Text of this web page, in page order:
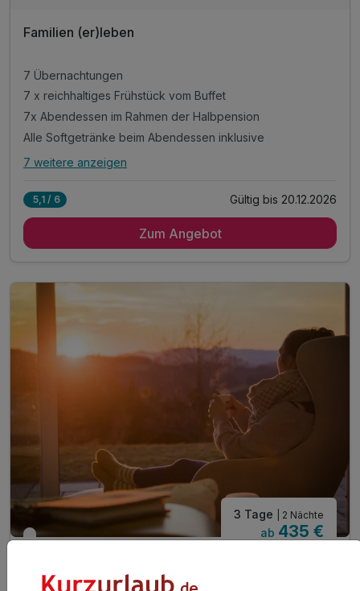
Familien (er)leben
7 Übernachtungen
7 x reichhaltiges Frühstück vom Buffet
7x Abendessen im Rahmen der Halbpension
Alle Softgetränke beim Abendessen inklusive
Alle Inklusivleistungen
7 x reichhaltiges Frühstück vom Buffet
7x Kaffee, Kakao & Kuchen am Nachmittag
1 x Picknickkorb mit vielen Leckereien
Sauerlandcard mit vielen Vergünstigungen
Kostenfreie Nutzung Sauna, Schwimmbad, Whirlpool
Kuscheliger Bademantel während Ihres Aufenthaltes
Kleine Überraschung für die ganze Familie
7 weitere anzeigen
5,1 / 6 Gültig bis 20.12.2026
Zum Angebot
Verfügbar bis Dezember
3 Tage | 2 Nächte
ab 435 €
Berghotel Hoher Knochen